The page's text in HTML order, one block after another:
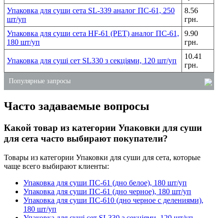
Упаковка для суши сета SL-339 аналог ПС-61, 250
шт/уп
8.56
грн.
Упаковка для суши сета HF-61 (PET) аналог ПС-61,
180 шт/уп
9.90
грн.
Упаковка для суші сет SL330 з секціями, 120 шт/уп
10.41
грн.
Популярные запросы
супница одноразовая купить
жидкое мыло для рук 5 литров
лотки из вспененного полистирола
Часто задаваемые вопросы
Какой товар из категории Упаковки для суши
для сета часто выбирают покупатели?
Товары из категории Упаковки для суши для сета, которые
чаще всего выбирают клиенты:
Упаковка для суши ПС-61 (дно белое), 180 шт/уп
Упаковка для суши ПС-61 (дно черное), 180 шт/уп
Упаковка для суши ПС-610 (дно черное с делениями),
180 шт/уп